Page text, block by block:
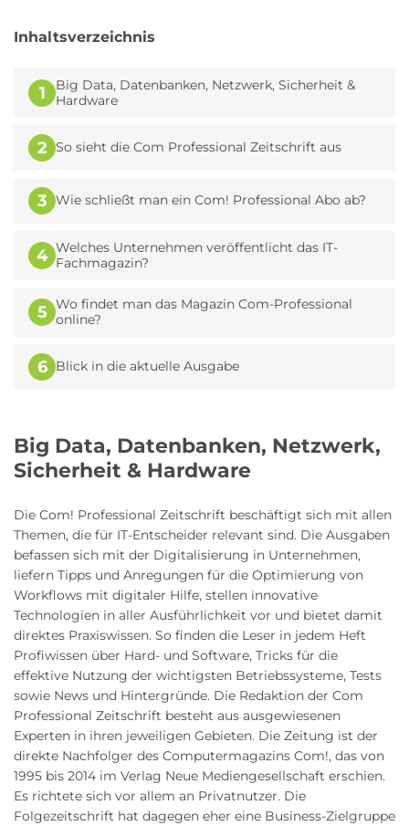
Big Data, Datenbanken, Netzwerk,
Sicherheit & Hardware
Die Com! Professional Zeitschrift beschäftigt sich mit allen
Themen, die für IT-Entscheider relevant sind. Die Ausgaben
befassen sich mit der Digitalisierung in Unternehmen,
liefern Tipps und Anregungen für die Optimierung von
Workflows mit digitaler Hilfe, stellen innovative
Technologien in aller Ausführlichkeit vor und bietet damit
direktes Praxiswissen. So finden die Leser in jedem Heft
Profiwissen über Hard- und Software, Tricks für die
effektive Nutzung der wichtigsten Betriebssysteme, Tests
sowie News und Hintergründe. Die Redaktion der Com
Professional Zeitschrift besteht aus ausgewiesenen
Experten in ihren jeweiligen Gebieten. Die Zeitung ist der
direkte Nachfolger des Computermagazins Com!, das von
1995 bis 2014 im Verlag Neue Mediengesellschaft erschien.
Es richtete sich vor allem an Privatnutzer. Die
Folgezeitschrift hat dagegen eher eine Business-Zielgruppe
Inhaltsverzeichnis
1
Big Data, Datenbanken, Netzwerk, Sicherheit &
Hardware
2 So sieht die Com Professional Zeitschrift aus
3 Wie schließt man ein Com! Professional Abo ab?
4 Welches Unternehmen veröffentlicht das IT-
Fachmagazin?
5 Wo findet man das Magazin Com-Professional
online?
6 Blick in die aktuelle Ausgabe